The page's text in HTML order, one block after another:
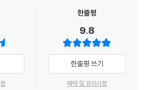
가의 문화와 관습은 그 시대를 가늠할 수 없음에
져 있어 독자에게 옛 이야기 또는 오래된 동화를
을 남기기도 한다. 이런 거리감은 이야기의 기이
가하며 작품에의 몰입감을 높인다. ‘블랙 미스터
한줄평
9.8
한줄평 쓰기
혜택 및 유의사항